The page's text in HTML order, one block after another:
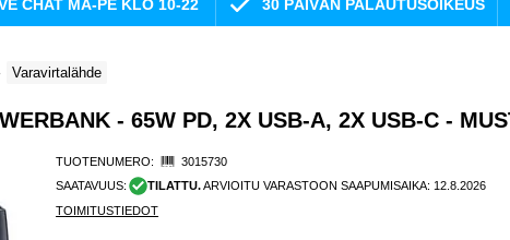
CHAT MA-PE KLO 10-22 30 PÄIVÄN PALAUTUSOIKEUS
Varavirtalähde
- 65W PD, 2X USB-A, 2X USB-C -
TUOTENUMERO:
3015730
SAATAVUUS:
TILATTU.ARVIOITU VARASTOON SAAPUMISAIKA: 12.8.2026
TOIMITUSTIEDOT